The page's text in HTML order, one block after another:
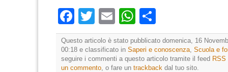
Facebook
TwitterEmailWhatsApp
Questo articolo è stato pubblicato domenica, 16
00:18 e classificato in Saperi e conoscenza Scuola e
seguire i commenti a questo articolo tramite il feed RSS
un commento , o fare un trackback dal tuo sito.